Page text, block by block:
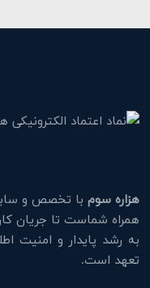
هزاره سوم با تخصص و
همراه شماست تا جریان
به رشد پایدار و امنیت
تعهد است.